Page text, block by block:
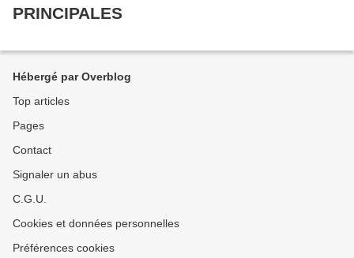
PRINCIPALES
Hébergé par Overblog
Top articles
Pages
Contact
Signaler un abus
C.G.U.
Cookies et données personnelles
Préférences cookies